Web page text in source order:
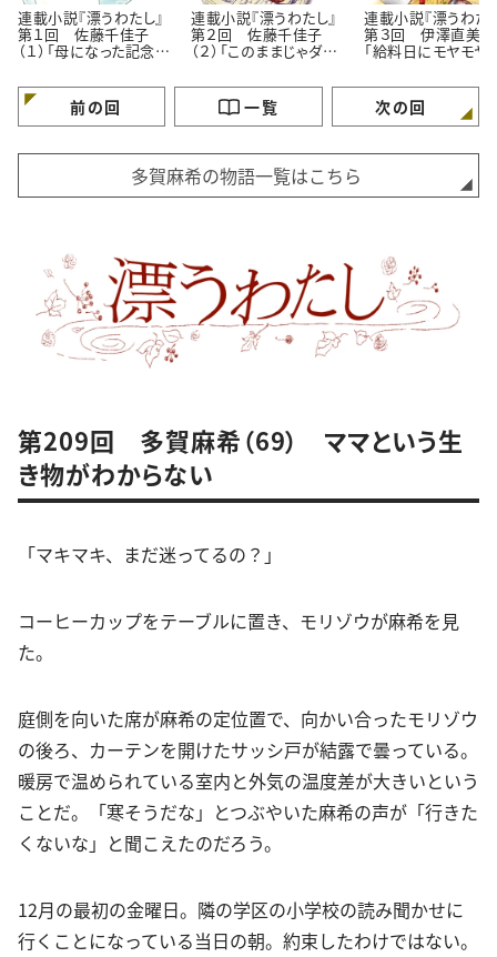
連載小説『漂うわたし』
第１回 佐藤千佳子
（１）「母になった記念
連載小説『漂うわたし』
第２回 佐藤千佳子
（２）「このままじゃダ
連載小説『漂うわた
第３回 伊澤直美（
「給料日にモヤモヤ
前の回 一覧 次の回
多賀麻希の物語一覧はこちら
第209回 多賀麻希（69） ママという生
き物がわからない
「マキマキ、まだ迷ってるの？」
コーヒーカップをテーブルに置き、モリゾウが麻希を見
た。
庭側を向いた席が麻希の定位置で、向かい合ったモリゾウ
の後ろ、カーテンを開けたサッシ戸が結露で曇っている。
暖房で温められている室内と外気の温度差が大きいという
ことだ。「寒そうだな」とつぶやいた麻希の声が「行きた
くないな」と聞こえたのだろう。
12月の最初の金曜日。隣の学区の小学校の読み聞かせに
行くことになっている当日の朝。約束したわけではない。